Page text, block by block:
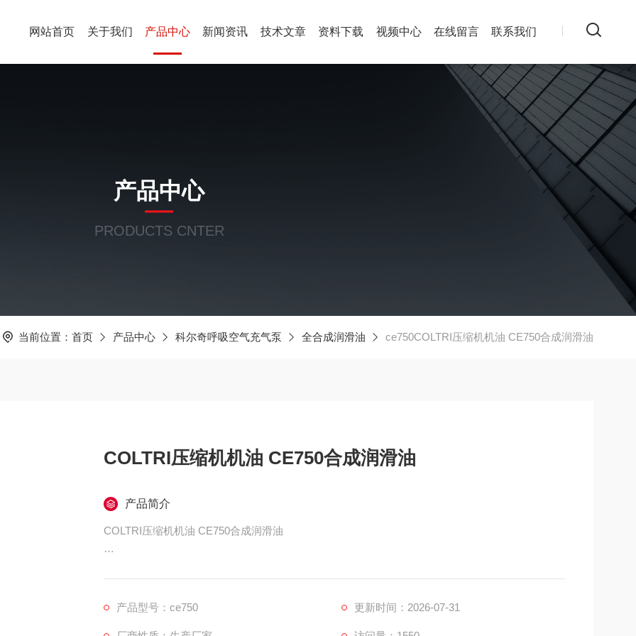
网站首页 关于我们 产品中心 新闻资讯 技术文章 资料下载 视频中心 在线留言 联系我们
产品中心
PRODUCTS CNTER
当前位置： 首页 产品中心 科尔奇呼吸空气充气泵 全合成润滑油 ce750COLTRI压缩机机油 CE750合成润滑油
COLTRI压缩机机油 CE750合成润滑油
产品简介
COLTRI压缩机机油 CE750合成润滑油
产品型号：ce750
更新时间：2026-07-31